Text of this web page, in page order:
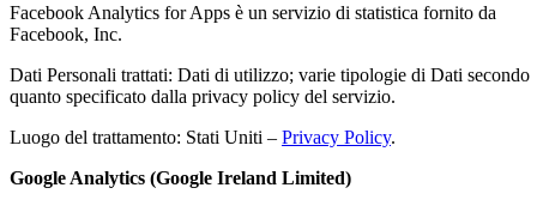
Facebook Analytics for Apps è un servizio di statistica fornito da
Facebook, Inc.
Dati Personali trattati: Dati di utilizzo; varie tipologie di Dati secondo
quanto specificato dalla privacy policy del servizio.
Luogo del trattamento: Stati Uniti – Privacy Policy.
Google Analytics (Google Ireland Limited)